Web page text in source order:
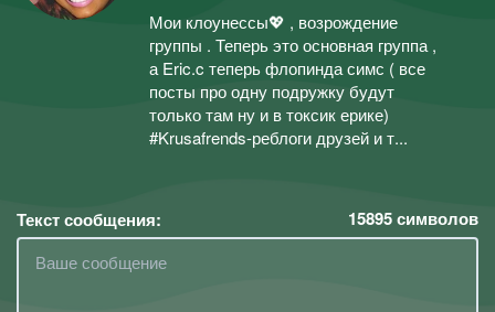
Мои клоунессы💖 , возрождение
группы . Теперь это основная группа ,
а Eric.c теперь флопинда симс ( все
посты про одну подружку будут
только там ну и в токсик ерике)
#Krusafrends-реблоги друзей и т...
Текст сообщения: 15895символов